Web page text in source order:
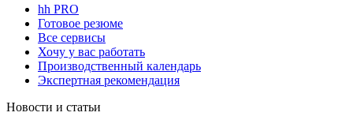
hh PRO
Готовое резюме
Все сервисы
Хочу у вас работать
Производственный календарь
Экспертная рекомендация
Новости и статьи